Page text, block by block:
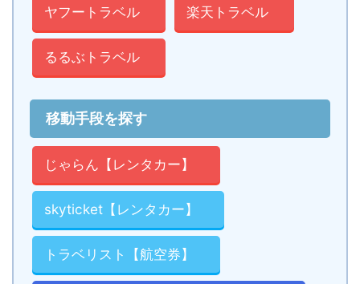
ヤフートラベル 楽天トラベル
るるぶトラベル
移動手段を探す
じゃらん【レンタカー】
skyticket【レンタカー】
トラベリスト【航空券】